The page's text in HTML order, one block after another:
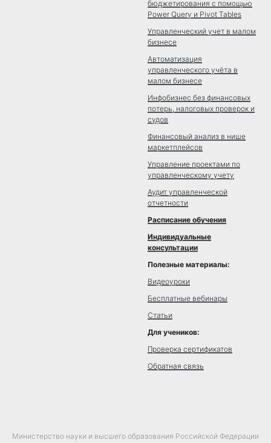
бюджетирования с помощью
Power Query и Pivot Tables
Управленческий учет в малом
бизнесе
Автоматизация
управленческого учёта в
малом бизнесе
Инфобизнес без финансовых
потерь, налоговых проверок и
судов
Финансовый анализ в нише
маркетплейсов
Управление проектами по
управленческому учету
Аудит управленческой
отчетности
Расписание обучения
Индивидуальные
консультации
Полезные материалы:
Видеоуроки
Бесплатные вебинары
Статьи
Для учеников:
Проверка сертификатов
Обратная связь
Министерство науки и высшего образования Российской Федерации